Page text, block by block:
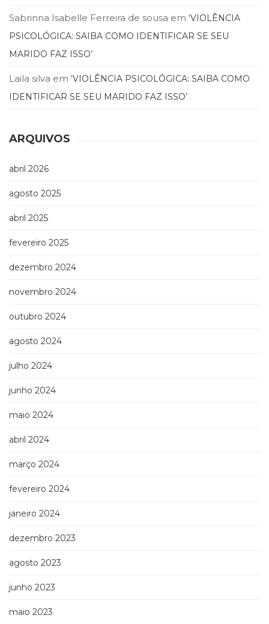
Psicoterapia
(799)
Propaganda
Marketing
(33)
Rádio
Relações
e
Empresarial
Religião,
Filosofia
Saúde
Sem
categoria
Televisão
Temas
(30)
Ocupacional
Treinamento
RH
Turismo
Prática
Sabrinna Isabelle Ferreira de sousa em ‘VIOLÊNCIA
PSICOLÓGICA: SAIBA COMO IDENTIFICAR SE SEU
MARIDO FAZ ISSO’
Laila silva em ‘VIOLÊNCIA PSICOLÓGICA: SAIBA COMO
IDENTIFICAR SE SEU MARIDO FAZ ISSO’
ARQUIVOS
abril 2026
agosto 2025
abril 2025
fevereiro 2025
dezembro 2024
novembro 2024
outubro 2024
agosto 2024
julho 2024
junho 2024
maio 2024
abril 2024
março 2024
fevereiro 2024
janeiro 2024
dezembro 2023
agosto 2023
junho 2023
maio 2023